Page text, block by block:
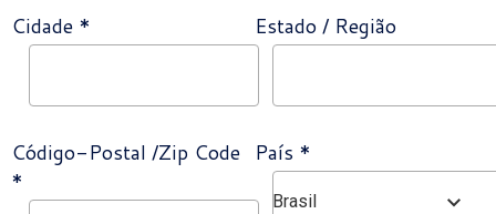
Cidade * Estado / Região
Código-Postal /Zip Code
*
País *
Brasil